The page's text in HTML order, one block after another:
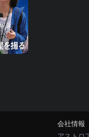
会社情報